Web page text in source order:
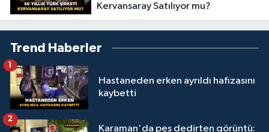
Kervansaray Satılıyor mu?
Trend Haberler
Hastaneden erken ayrıldı hafızasını
kaybetti
1
Karaman'da pes dedirten görüntü:
2